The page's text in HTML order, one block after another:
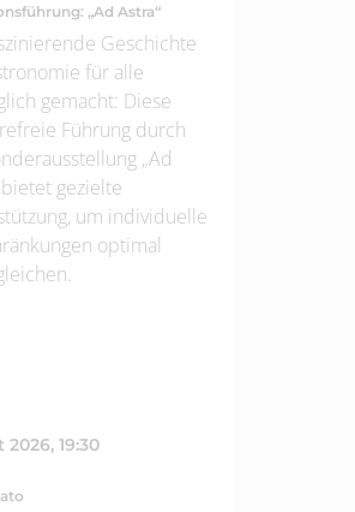
„Ad Astra“
Geschichte
für alle
gemacht: Diese
Führung durch
„Ad
bietet gezielte
um individuelle
optimal
2026, 19:30